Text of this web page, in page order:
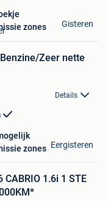
zones
Gisteren
Zeer nette
Details
zones Eergisteren
CABRIO 1.6i 1 STE